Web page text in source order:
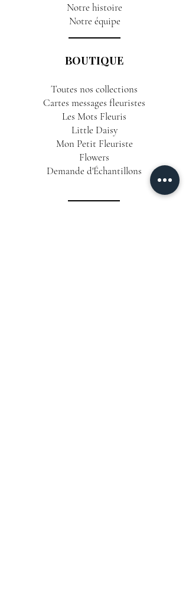
Notre histoire
Notre équipe
BOUTIQUE
Toutes nos collections
Cartes messages fleuristes
Les Mots Fleuris
Little Daisy
Mon Petit Fleuriste
Flowers
Demande d'Échantillons